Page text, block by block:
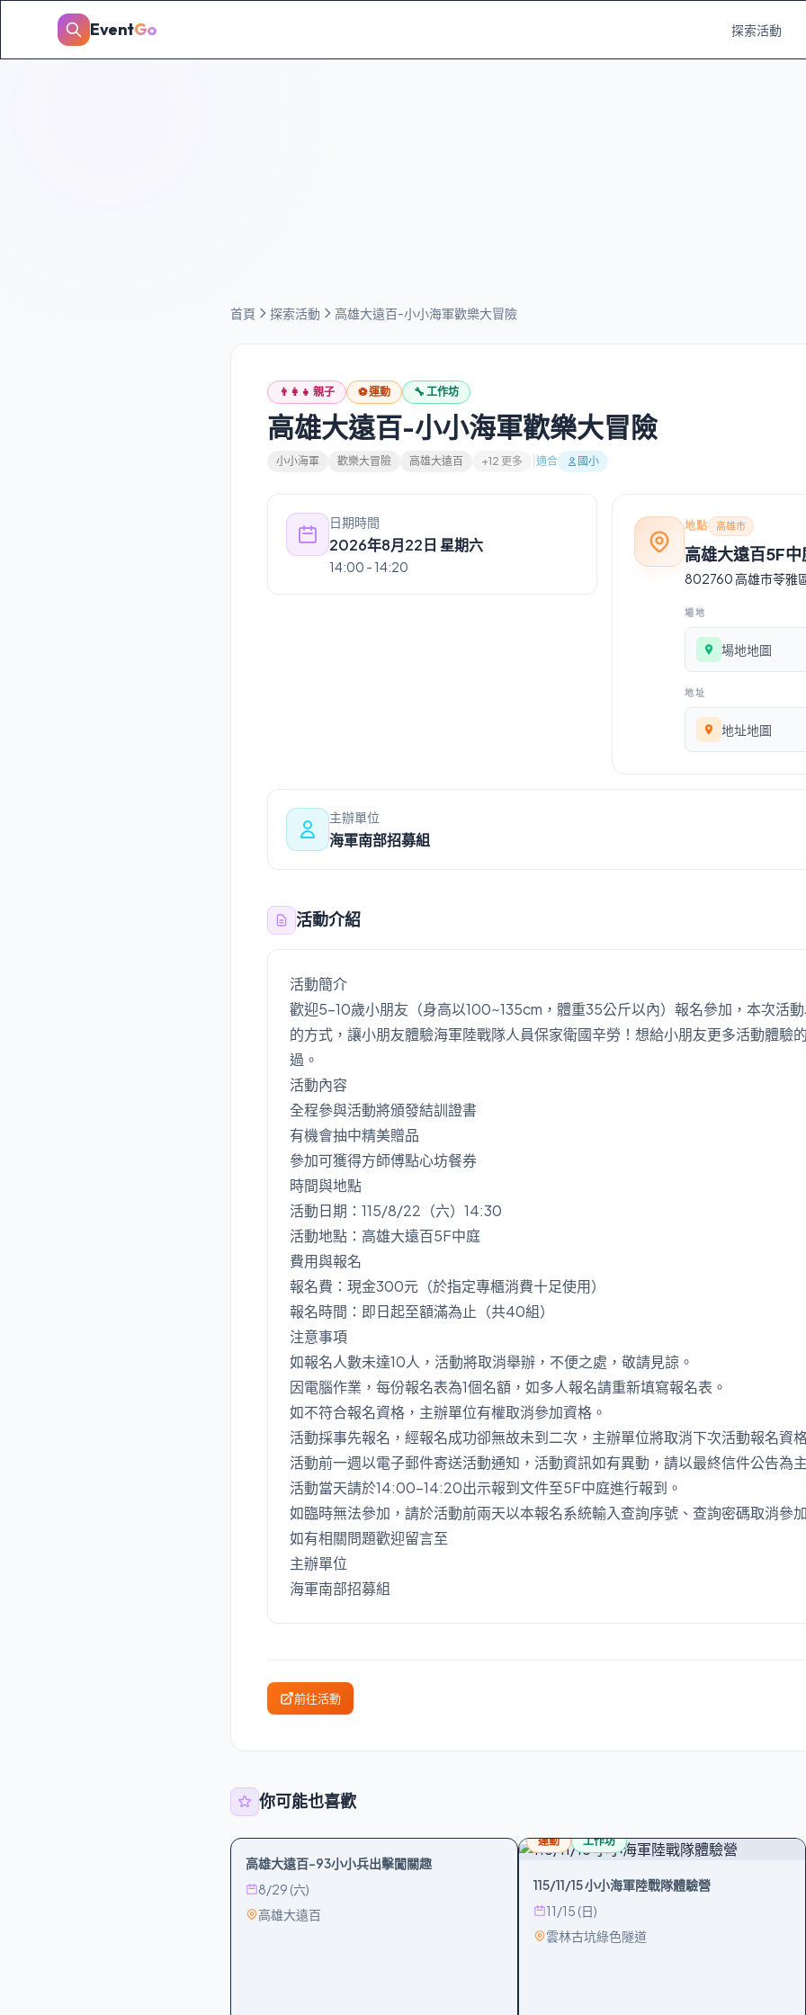
EventGo 探索活動
首頁 探索活動 高雄大遠百-小小海軍歡樂大冒險
👨‍👩‍👧 親子 ⚽運動 🔧 工作坊
高雄大遠百-小小海軍歡樂大冒險
小小海軍 歡樂大冒險 高雄大遠百 +12 更多 適合 國小
日期時間
2026年8月22日 星期六
14:00 - 14:20
地點 高雄市
高雄大遠百5F中
802760 高雄市苓雅
場地
場地地圖
地址
地址地圖
主辦單位
海軍南部招募組
活動介紹
活動簡介
歡迎5-10歲小朋友（身高以100~135cm，體重35公斤以內）報名參加，本次活
的方式，讓小朋友體驗海軍陸戰隊人員保家衛國辛勞！想給小朋友更多活動體驗
過。
活動內容
全程參與活動將頒發結訓證書
有機會抽中精美贈品
參加可獲得方師傅點心坊餐券
時間與地點
活動日期：115/8/22（六）14:30
活動地點：高雄大遠百5F中庭
費用與報名
報名費：現金300元（於指定專櫃消費十足使用）
報名時間：即日起至額滿為止（共40組）
注意事項
如報名人數未達10人，活動將取消舉辦，不便之處，敬請見諒。
因電腦作業，每份報名表為1個名額，如多人報名請重新填寫報名表。
如不符合報名資格，主辦單位有權取消參加資格。
活動採事先報名，經報名成功卻無故未到二次，主辦單位將取消下次活動報名資
活動前一週以電子郵件寄送活動通知，活動資訊如有異動，請以最終信件公告為
活動當天請於14:00-14:20出示報到文件至5F中庭進行報到。
如臨時無法參加，請於活動前兩天以本報名系統輸入查詢序號、查詢密碼取消參
如有相關問題歡迎留言至
主辦單位
海軍南部招募組
前往活動
你可能也喜歡
親子
高雄大遠百-93小小兵出擊闖關趣
8/29 (六)
高雄大遠百
運動 工作坊
115/11/15 小小海軍陸戰隊體驗營
11/15 (日)
雲林古坑綠色隧道